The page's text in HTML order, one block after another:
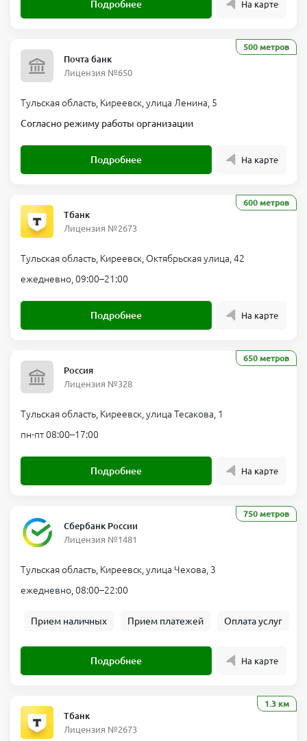
Подробнее На карте
500 метров
Почта банк
Лицензия №650
Тульская область, Киреевск, улица Ленина, 5
Согласно режиму работы организации
Подробнее На карте
600 метров
Тбанк
Лицензия №2673
Тульская область, Киреевск, Октябрьская улица, 42
ежедневно, 09:00–21:00
Подробнее На карте
650 метров
Россия
Лицензия №328
Тульская область, Киреевск, улица Тесакова, 1
пн-пт 08:00–17:00
Подробнее На карте
750 метров
Сбербанк России
Лицензия №1481
Тульская область, Киреевск, улица Чехова, 3
ежедневно, 08:00–22:00
Прием наличных Прием платежей Оплата услуг
Подробнее На карте
1.3 км
Тбанк
Лицензия №2673